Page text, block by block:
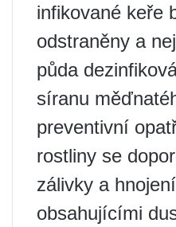
infikované keře
odstraněny a
půda
síranu
preventivní
rostliny se
zálivky a
obsahujícími